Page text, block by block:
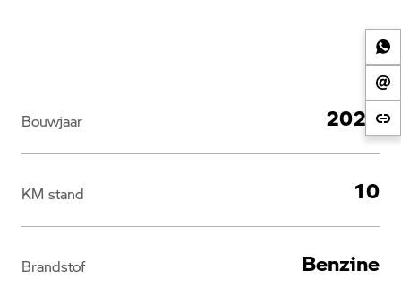
2026
Bouwjaar
10
KM stand
Benzine
Brandstof